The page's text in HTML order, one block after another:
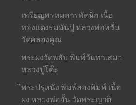
เหรียญพรหมสารพัดนึก เนื้อ
ทองแดงรมมันปู หลวงพ่อหวั่น
วัดคลองคูณ
พระผงวัดพลับ พิมพ์วันทาเสมา
หลวงปู่โต๊ะ
ิพระปรุหนัง พิมพ์ลองพิมพ์ เนื้อ
ผง หลวงพ่ออั้น วัดพระญาติ